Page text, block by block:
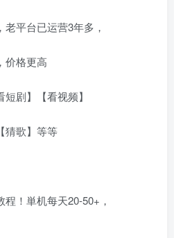
平台已运营3年多，
价格更高
短剧】【看视频】
猜歌】等等
！単机每天20-50+，